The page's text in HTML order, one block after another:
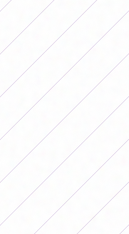
Santo Domingo
Deportes
Vista
chica